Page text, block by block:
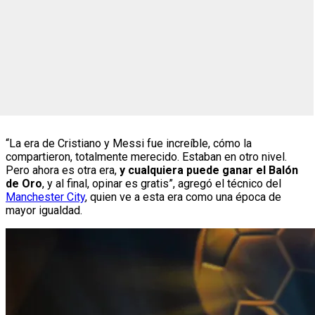
“La era de Cristiano y Messi fue increíble, cómo la
compartieron, totalmente merecido. Estaban en otro nivel.
Pero ahora es otra era, y cualquiera puede ganar el Balón
de Oro, y al final, opinar es gratis”, agregó el técnico del
Manchester City, quien ve a esta era como una época de
mayor igualdad.